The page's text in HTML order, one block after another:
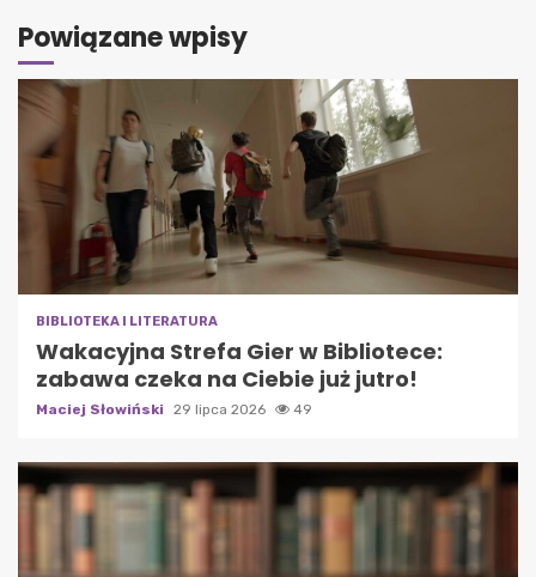
Powiązane wpisy
BIBLIOTEKA I LITERATURA
Wakacyjna Strefa Gier w Bibliotece:
zabawa czeka na Ciebie już jutro!
Maciej Słowiński 29 lipca 2026 49